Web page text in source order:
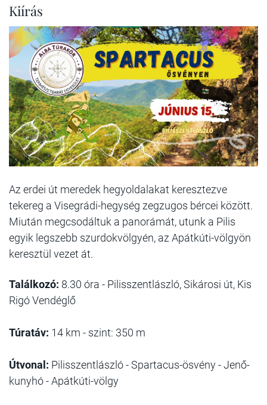
Kiírás
Az erdei út meredek hegyoldalakat keresztezve
tekereg a Visegrádi-hegység zegzugos bércei között.
Miután megcsodáltuk a panorámát, utunk a Pilis
egyik legszebb szurdokvölgyén, az Apátkúti-völgyön
keresztül vezet át.
Találkozó: 8.30 óra - Pilisszentlászló, Sikárosi út, Kis
Rigó Vendéglő
Túratáv: 14 km - szint: 350 m
Útvonal: Pilisszentlászló - Spartacus-ösvény - Jenő-
kunyhó - Apátkúti-völgy